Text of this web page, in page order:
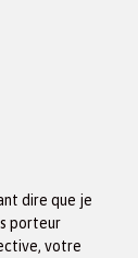
dire que je
porteur
votre